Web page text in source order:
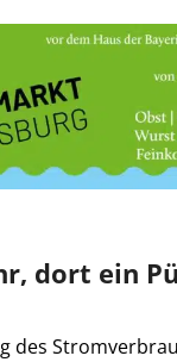
dort ein
des